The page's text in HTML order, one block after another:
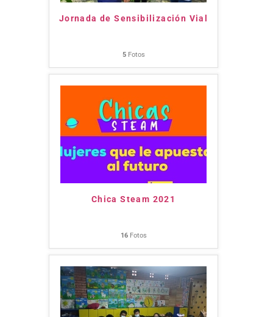
Jornada de Sensibilización Vial
5Fotos
Chica Steam 2021
16Fotos